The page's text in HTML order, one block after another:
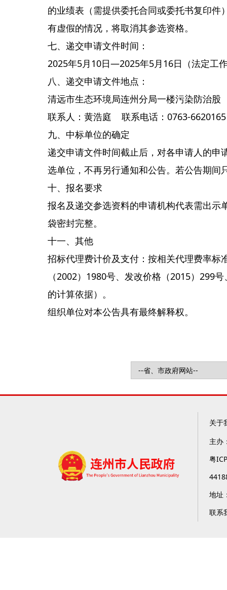
的业绩表（需提供委托合同或委托书复印
有虚假的情况，将取消其参选资格。
七、递交申请文件时间：
2025年5月10日—2025年5月16日（法定工
八、递交申请文件地点：
清远市生态环境局连州分局一楼污染防治股
联系人：黄浩庭 联系电话：0763-6620165
九、中标单位的确定
递交申请文件时间截止后，对各申请人的
选单位，不再另行通知和公告。若公告期
十、报名要求
报名及递交参选资料的申请机构代表需出
袋密封完整。
十一、其他
招标代理费计价及支付：按相关代理费率
（2002）1980号、发改价格（2015）299
的计算依据）。
组织单位对本公告具有最终解释权。
关于
主办
粤
地址
联系